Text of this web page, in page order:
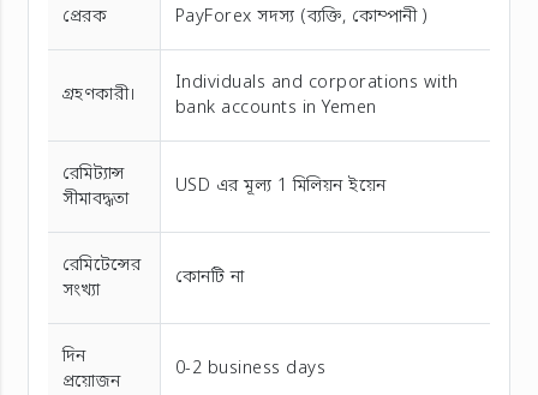
প্রেরক PayForex সদস্য (ব্যক্তি, কোম্পানী )
গ্রহণকারী।
Individuals and corporations with
bank accounts in Yemen
রেমিট্যান্স
সীমাবদ্ধতা
USD এর মূল্য 1 মিলিয়ন ইয়েন
রেমিটেন্সের
সংখ্যা
কোনটি না
দিন
প্রয়োজন
0-2 business days